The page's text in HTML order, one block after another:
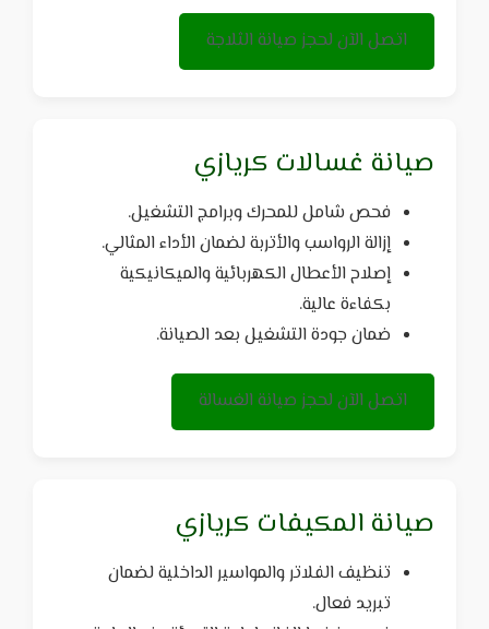
اتصل الآن لحجز صيانة الثلاجة
صيانة غسالات كريازي
فحص شامل للمحرك وبرامج التشغيل.
إزالة الرواسب والأتربة لضمان الأداء المثالي.
إصلاح الأعطال الكهربائية والميكانيكية
بكفاءة عالية.
ضمان جودة التشغيل بعد الصيانة.
اتصل الآن لحجز صيانة الغسالة
صيانة المكيفات كريازي
تنظيف الفلاتر والمواسير الداخلية لضمان
تبريد فعال.